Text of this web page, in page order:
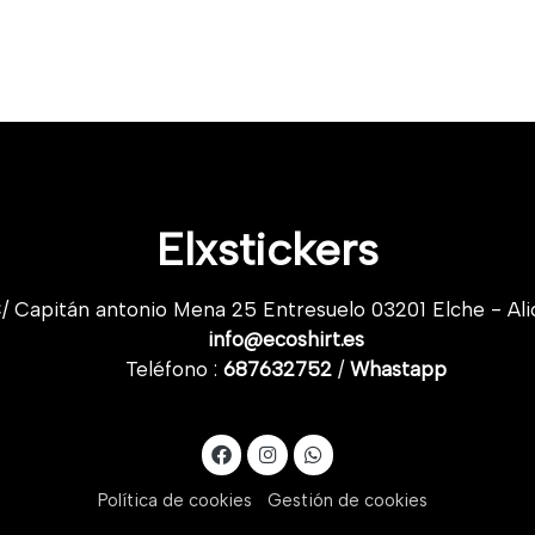
Elxstickers
Capitán antonio Mena 25 Entresuelo 03201 Elche -
info@ecoshirt.es
Teléfono : 687632752/ Whastapp
Política de cookies Gestión de cookies